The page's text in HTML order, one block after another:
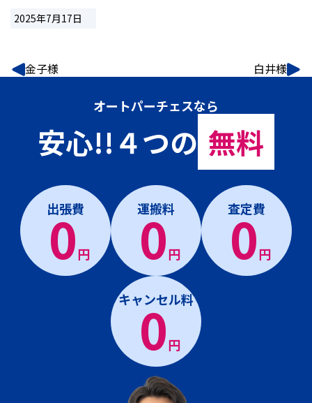
2025年7月17日
金子様 白井様
オートパーチェスなら
安心!!４つの 無料
出張費
0円
運搬料
0円
査定費
0円
キャンセル料
0円